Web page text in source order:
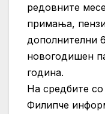
редовните
примања,
дополнителни
новогодишен
година.
На средбите
Филипче